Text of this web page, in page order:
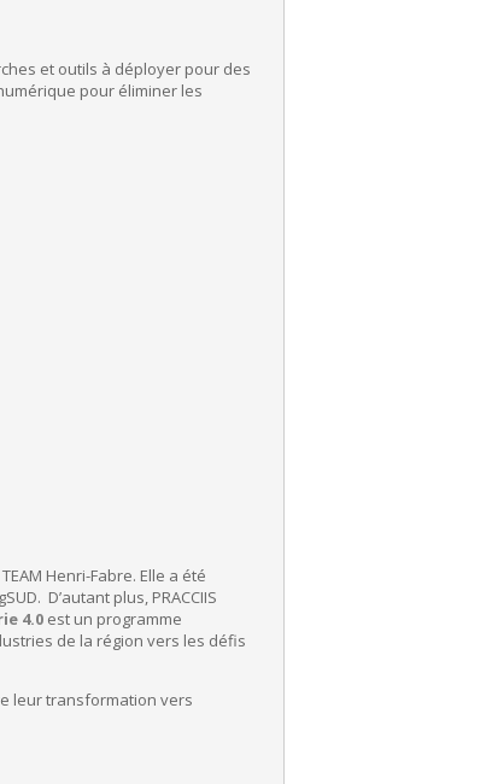
et outils à déployer pour des
pour éliminer les
Henri-Fabre. Elle a été
D’autant plus, PRACCIIS
4.0 est un programme
de la région vers les défis
leur transformation vers